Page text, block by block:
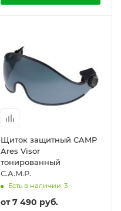
Щиток защитный CAMP
Ares Visor
тонированный
C.A.M.P.
Есть в наличии: 3
от7 490 руб.